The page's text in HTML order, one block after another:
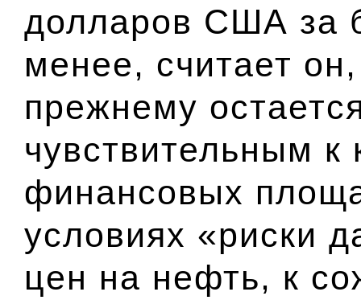
долларов США за
менее, считает
прежнему
чувствительным
финансовых
условиях «риски
цен на нефть, к